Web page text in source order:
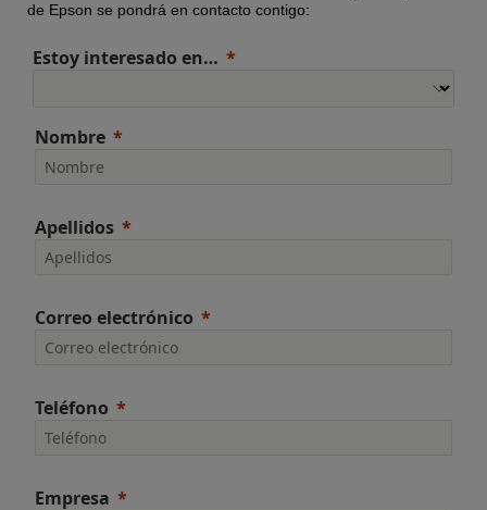
de Epson se pondrá en contacto contigo:
Estoy interesado en…
Nombre
Apellidos
Correo electrónico
Teléfono
Empresa